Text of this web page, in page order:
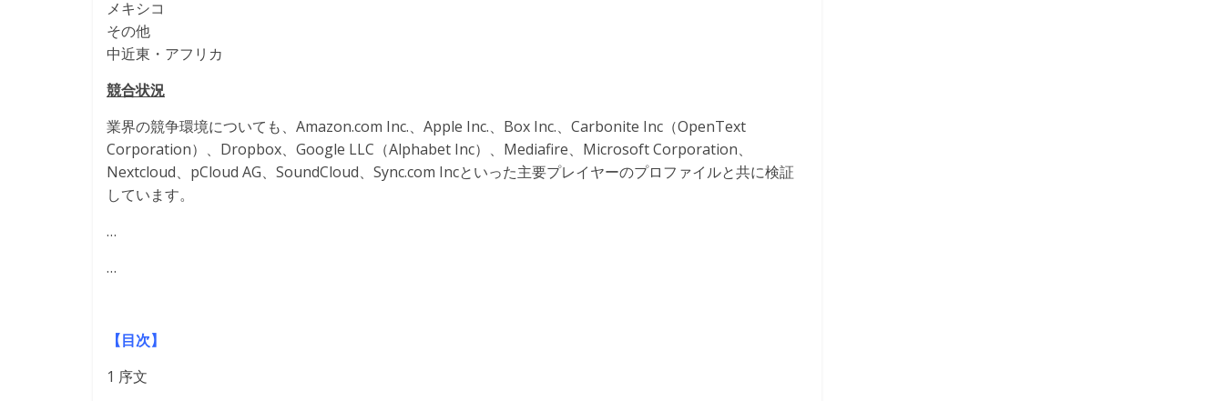
メキシコ
その他
中近東・アフリカ
競合状況
業界の競争環境についても、Amazon.com Inc.、Apple Inc.、Box Inc.、Carbonite Inc（OpenText
Corporation）、Dropbox、Google LLC（Alphabet Inc）、Mediafire、Microsoft Corporation、
Nextcloud、pCloud AG、SoundCloud、Sync.com Incといった主要プレイヤーのプロファイルと共に検証
しています。
…
…
【目次】
1 序文